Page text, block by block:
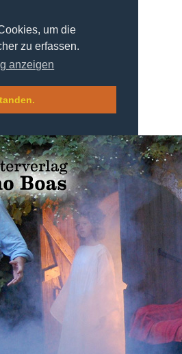
um die
zu erfassen.
anzeigen